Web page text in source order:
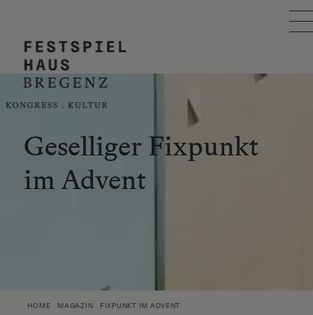
FESTSPIELHAUS
BESUCH PLANEN
EVENTKALENDER
SUCHE
Geselliger Fixpunkt
im Advent
HOME MAGAZIN FIXPUNKT IM ADVENT